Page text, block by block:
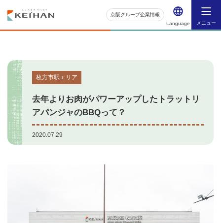
Language メニュー
京阪グループ企業情報
枚方市駅エリア
去年よりお肉がパワーアップしたトラットリ
アパンジャのBBQって？
2020.07.29